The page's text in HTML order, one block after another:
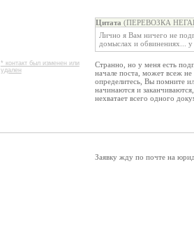
* контакт был изменен или
удален
Цитата (ПЕРЕВОЗКА
Лично я Вам ничего не
домыслах и обвинениях...
Странно, но у меня есть
начале поста, может всеж
определитесь, Вы помните
начинаются и
нехватает всего одного
Заявку жду по почте на